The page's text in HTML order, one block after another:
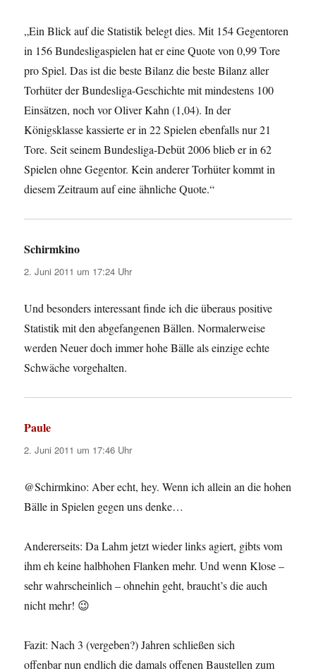
„Ein Blick auf die Statistik belegt dies. Mit 154 Gegentoren
in 156 Bundesligaspielen hat er eine Quote von 0,99 Tore
pro Spiel. Das ist die beste Bilanz die beste Bilanz aller
Torhüter der Bundesliga-Geschichte mit mindestens 100
Einsätzen, noch vor Oliver Kahn (1,04). In der
Königsklasse kassierte er in 22 Spielen ebenfalls nur 21
Tore. Seit seinem Bundesliga-Debüt 2006 blieb er in 62
Spielen ohne Gegentor. Kein anderer Torhüter kommt in
diesem Zeitraum auf eine ähnliche Quote.“
Schirmkino
2. Juni 2011 um 17:24 Uhr
Und besonders interessant finde ich die überaus positive
Statistik mit den abgefangenen Bällen. Normalerweise
werden Neuer doch immer hohe Bälle als einzige echte
Schwäche vorgehalten.
Paule
2. Juni 2011 um 17:46 Uhr
@Schirmkino: Aber echt, hey. Wenn ich allein an die hohen
Bälle in Spielen gegen uns denke…
Andererseits: Da Lahm jetzt wieder links agiert, gibts vom
ihm eh keine halbhohen Flanken mehr. Und wenn Klose –
sehr wahrscheinlich – ohnehin geht, braucht’s die auch
nicht mehr! 😉
Fazit: Nach 3 (vergeben?) Jahren schließen sich
offenbar nun endlich die damals offenen Baustellen zum